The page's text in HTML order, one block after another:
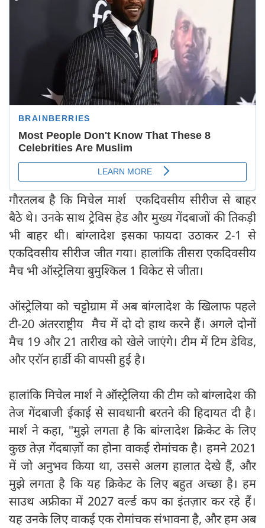
गौरतलब है कि मिचेल मार्श एकदिवसीय सीरीज से बाहर
बैठे थे। उनके साथ ट्रेविस हेड और मुख्य गेंदबाजों की तिकड़ी
भी बाहर थी। बांग्लादेश इसका फायदा उठाकर 2-1 से
एकदिवसीय सीरीज जीत गया। हालांकि तीसरा एकदिवसीय
मैच भी ऑस्ट्रेलिया बुमुश्किल 1 विकेट से जीता।
ऑस्ट्रेलिया को चट्टोग्राम में अब बांग्लादेश के खिलाफ पहले
टी-20 अंतरराष्ट्रीय मैच में दो दो हाथ करने हैं। अगले दोनों
मैच 19 और 21 तारीख को खेले जाएंगे। टीम में टिम डेविड,
और एरॉन हार्डी की वापसी हुई है।
हालांकि मिचेल मार्श ने ऑस्ट्रेलिया की टीम को बांग्लादेश की
तेज गेंदबाजी ईकाई से सावधानी बरतने की हिदायत दी है।
मार्श ने कहा, "मुझे लगता है कि बांग्लादेश क्रिकेट के लिए
कुछ तेज़ गेंदबाज़ों का होना वाकई रोमांचक है। हमने 2021
में जो अनुभव किया था, उससे अलग हालात देखे हैं, और
मुझे लगता है कि यह क्रिकेट के लिए बहुत अच्छा है। हम
साउथ अफ्रीका में 2027 वर्ल्ड कप का इंतज़ार कर रहे हैं।
यह उनके लिए वाकई एक रोमांचक संभावना है, और हम अब